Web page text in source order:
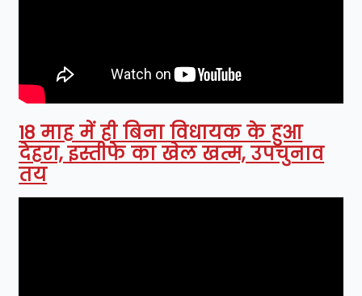
18 माह में ही बिना विधायक के हुआ
देहरा, इस्तीफे का खेल खत्म, उपचुनाव
तय